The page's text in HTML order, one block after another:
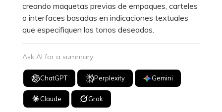
creando maquetas previas de empaques, carteles
o interfaces basadas en indicaciones textuales
que especifiquen los tonos deseados.
Ask AI for a summary
ChatGPT Perplexity Gemini
Claude Grok